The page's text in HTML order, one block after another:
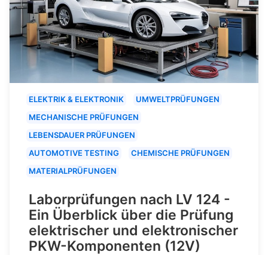
ELEKTRIK & ELEKTRONIK
UMWELTPRÜFUNGEN
MECHANISCHE PRÜFUNGEN
LEBENSDAUER PRÜFUNGEN
AUTOMOTIVE TESTING
CHEMISCHE PRÜFUNGEN
MATERIALPRÜFUNGEN
Laborprüfungen nach LV 124 -
Ein Überblick über die Prüfung
elektrischer und elektronischer
PKW-Komponenten (12V)